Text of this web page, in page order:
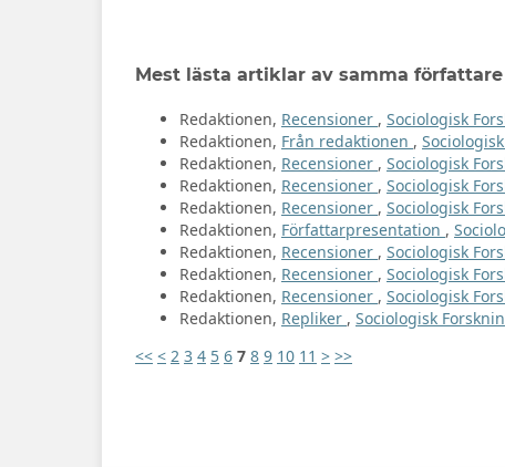
Mest lästa artiklar av samma författare
Redaktionen, Recensioner , Sociologisk
Redaktionen, Från redaktionen ,
Redaktionen, Recensioner , Sociologisk
Redaktionen, Recensioner , Sociologisk
Redaktionen, Recensioner , Sociologisk
Redaktionen, Författarpresentation ,
Redaktionen, Recensioner , Sociologisk
Redaktionen, Recensioner , Sociologisk
Redaktionen, Recensioner , Sociologisk
Redaktionen, Repliker , Sociologisk
<< < 2 3 4 5 6 7 8 9 10 11 > >>